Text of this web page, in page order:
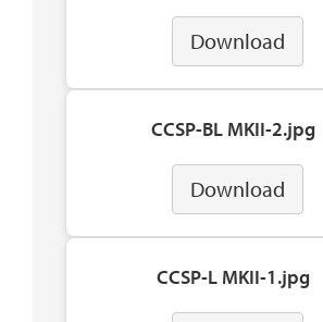
Download
CCSP-BL MKII-2.jpg
Download
CCSP-L MKII-1.jpg